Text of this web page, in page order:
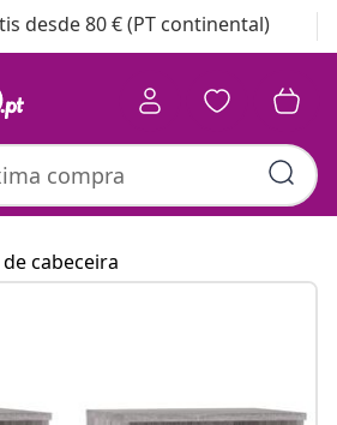
desde 80 € (PT continental)
cabeceira